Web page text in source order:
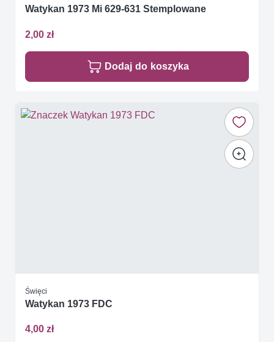
Watykan 1973 Mi 629-631 Stemplowane
2,00 zł
Dodaj do koszyka
Święci
Watykan 1973 FDC
4,00 zł